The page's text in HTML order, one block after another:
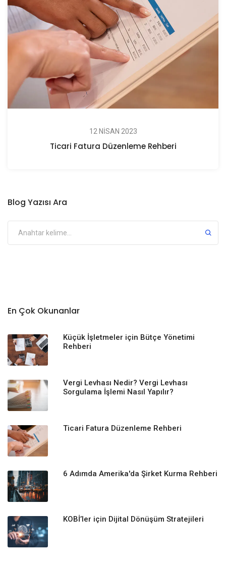
12 NISAN 2023
Ticari Fatura Düzenleme Rehberi
Blog Yazısı Ara
En Çok Okunanlar
Küçük İşletmeler için Bütçe Yönetimi
Rehberi
Vergi Levhası Nedir? Vergi Levhası
Sorgulama İşlemi Nasıl Yapılır?
Ticari Fatura Düzenleme Rehberi
6 Adımda Amerika'da Şirket Kurma Rehberi
KOBİ’ler için Dijital Dönüşüm Stratejileri